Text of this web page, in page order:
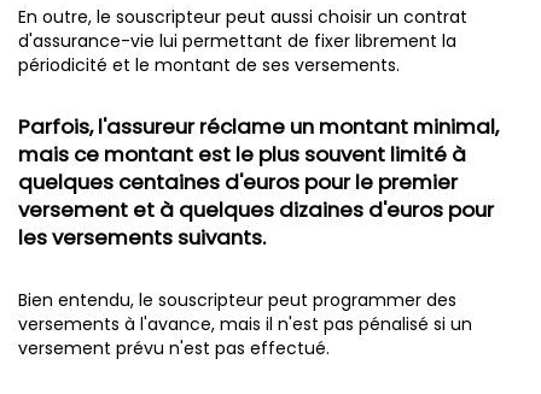
En outre, le souscripteur peut aussi choisir un contrat
d'assurance-vie lui permettant de fixer librement la
périodicité et le montant de ses versements.
Parfois, l'assureur réclame un montant minimal,
mais ce montant est le plus souvent limité à
quelques centaines d'euros pour le premier
versement et à quelques dizaines d'euros pour
les versements suivants.
Bien entendu, le souscripteur peut programmer des
versements à l'avance, mais il n'est pas pénalisé si un
versement prévu n'est pas effectué.